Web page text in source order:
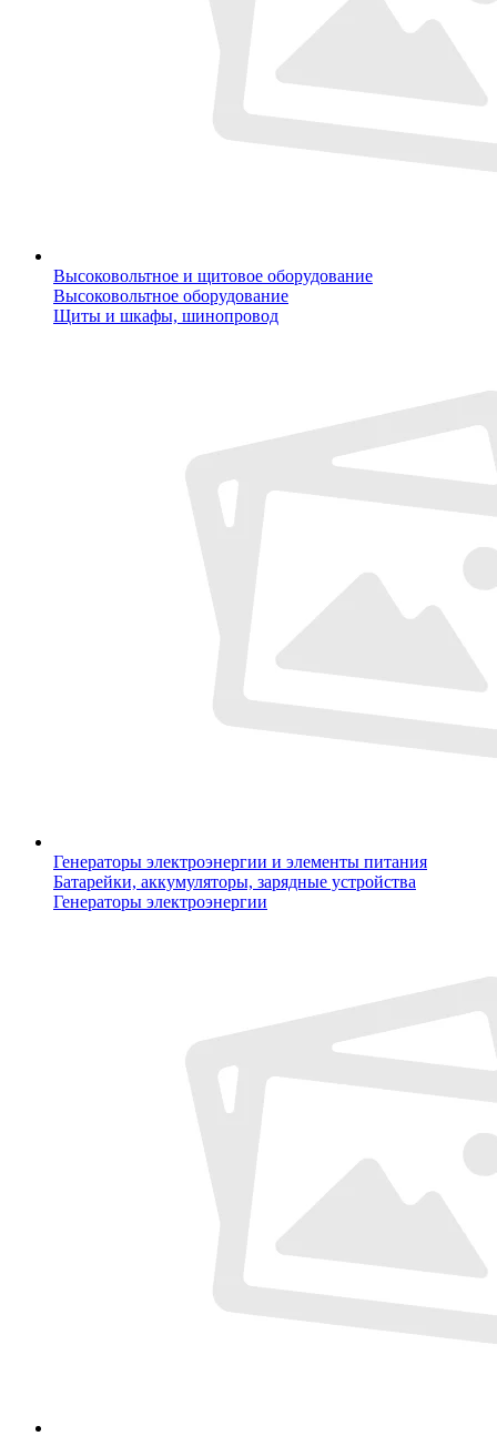
Высоковольтное и щитовое оборудование
Высоковольтное оборудование
Щиты и шкафы, шинопровод
Генераторы электроэнергии и элементы питания
Батарейки, аккумуляторы, зарядные устройства
Генераторы электроэнергии